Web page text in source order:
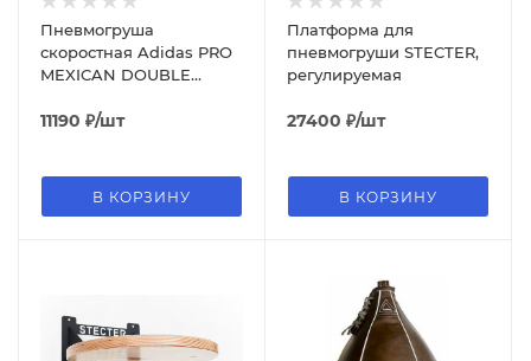
Пневмогруша
скоростная Adidas PRO
MEXICAN DOUBLE
11190 ₽/шт
В КОРЗИНУ
Платформа для
пневмогруши STECTER,
регулируемая
27400 ₽/шт
В КОРЗИНУ